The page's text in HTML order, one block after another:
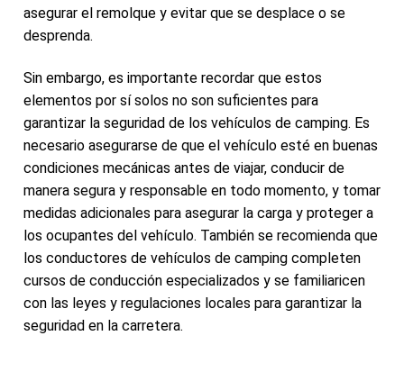
asegurar el remolque y evitar que se desplace o se
desprenda.
Sin embargo, es importante recordar que estos
elementos por sí solos no son suficientes para
garantizar la seguridad de los vehículos de camping. Es
necesario asegurarse de que el vehículo esté en buenas
condiciones mecánicas antes de viajar, conducir de
manera segura y responsable en todo momento, y tomar
medidas adicionales para asegurar la carga y proteger a
los ocupantes del vehículo. También se recomienda que
los conductores de vehículos de camping completen
cursos de conducción especializados y se familiaricen
con las leyes y regulaciones locales para garantizar la
seguridad en la carretera.